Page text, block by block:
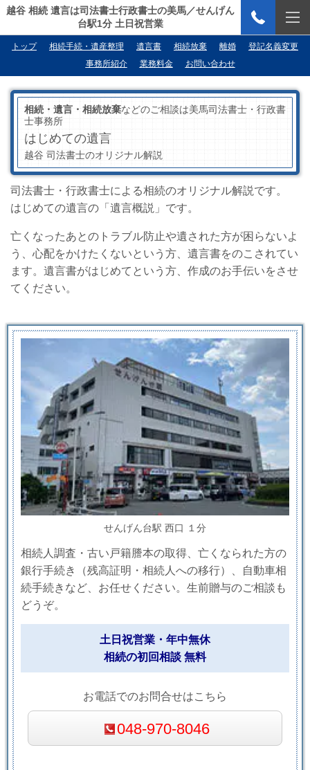
越谷 相続 遺言は司法書士行政書士の美馬／せんげん
台駅1分 土日祝営業
トップ 相続手続・遺産整理 遺言書 相続放棄 離婚
登記名義変更
事務所紹介
業務料金 お問い合わせ
相続・遺言・相続放棄などのご相談は美馬司法書士・行政書
士事務所
はじめての遺言
越谷 司法書士のオリジナル解説
司法書士・行政書士による相続のオリジナル解説です。
はじめての遺言の「遺言概説」です。
亡くなったあとのトラブル防止や遺された方が困らないよ
う、心配をかけたくないという方、遺言書をのこされてい
ます。遺言書がはじめてという方、作成のお手伝いをさせ
てください。
せんげん台駅 西口 １分
相続人調査・古い戸籍謄本の取得、亡くなられた方の
銀行手続き（残高証明・相続人への移行）、自動車相
続手続きなど、お任せください。生前贈与のご相談も
どうぞ。
土日祝営業・年中無休
相続の初回相談 無料
お電話でのお問合せはこちら
048-970-8046